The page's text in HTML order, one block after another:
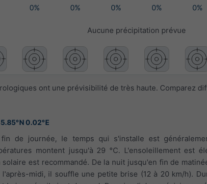
0% 0% 0% 0% 0%
Aucune précipitation prévue
ont une prévisibilité de très haute. Comparez
0.02°E
de journée, le temps qui s'installe est
montent jusqu'à 29 °C. L'ensoleillement est
solaire est recommandé. De la nuit jusqu'en fin de
l'après-midi, il souffle une petite brise (12 à 20 km/h).